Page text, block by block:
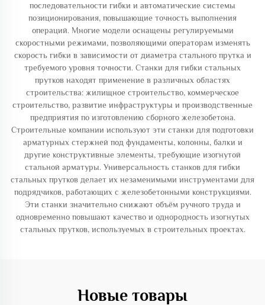
последовательности гибки и автоматические системы
позиционирования, повышающие точность выполнения
операций. Многие модели оснащены регулируемыми
скоростными режимами, позволяющими операторам изменять
скорость гибки в зависимости от диаметра стального прутка и
требуемого уровня точности. Станки для гибки стальных
прутков находят применение в различных областях
строительства: жилищное строительство, коммерческое
строительство, развитие инфраструктуры и производственные
предприятия по изготовлению сборного железобетона.
Строительные компании используют эти станки для подготовки
арматурных стержней под фундаменты, колонны, балки и
другие конструктивные элементы, требующие изогнутой
стальной арматуры. Универсальность станков для гибки
стальных прутков делает их незаменимыми инструментами для
подрядчиков, работающих с железобетонными конструкциями.
Эти станки значительно снижают объём ручного труда и
одновременно повышают качество и однородность изогнутых
стальных прутков, используемых в строительных проектах.
Новые товары